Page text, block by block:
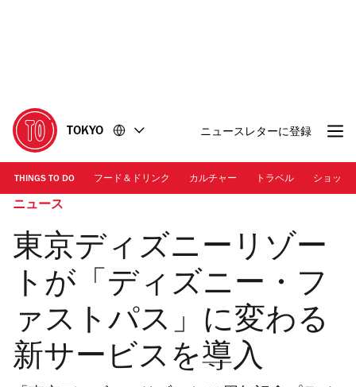
に
移
動
移
動
TOKYO ニュースレターに登録
THINGS TO DO フード＆ドリンク カルチャー トラベル ショッピ
ニュース
東京ディズニーリゾー
トが「ディズニー・フ
ァストパス」に変わる
新サービスを導入